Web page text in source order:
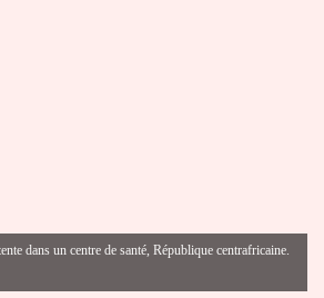
dans un centre de santé, République centrafricaine.